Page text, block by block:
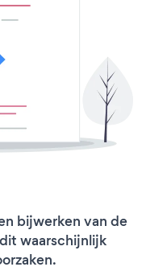
bijwerken van de
waarschijnlijk